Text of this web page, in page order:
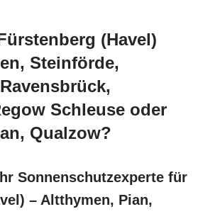
(Havel)
Steinförde,
Schleuse oder
Qualzow?
Sonnenschutzexperte für
– Altthymen, Pian,